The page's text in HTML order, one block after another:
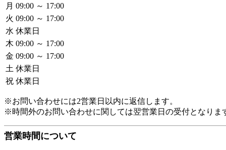
月 09:00 ～ 17:00
火 09:00 ～ 17:00
水 休業日
木 09:00 ～ 17:00
金 09:00 ～ 17:00
土 休業日
祝 休業日
※お問い合わせには2営業日以内に返信します。
※時間外のお問い合わせに関しては翌営業日の受付となりま
営業時間について